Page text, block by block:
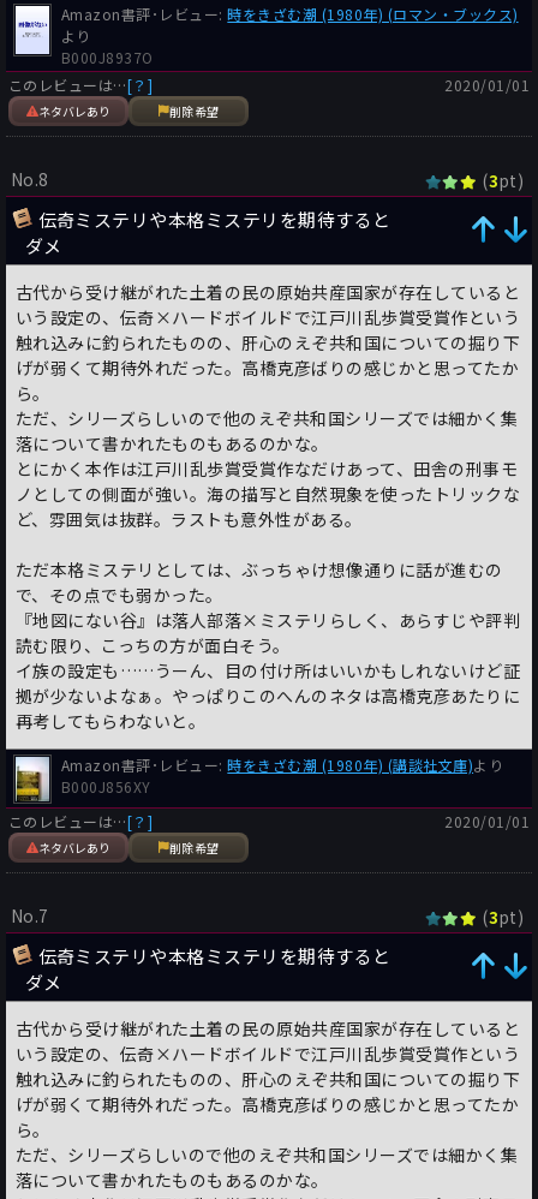
Amazon書評･レビュー:時をきざむ潮 (1980年) (ロマン・ブックス)
より
B000J8937O
このレビューは…[？]
ネタバレあり 削除希望
2020/01/01
No.8 (3pt)
伝奇ミステリや本格ミステリを期待すると
ダメ
古代から受け継がれた土着の民の原始共産国家が存在していると
いう設定の、伝奇×ハードボイルドで江戸川乱歩賞受賞作という
触れ込みに釣られたものの、肝心のえぞ共和国についての掘り下
げが弱くて期待外れだった。高橋克彦ばりの感じかと思ってたか
ら。
ただ、シリーズらしいので他のえぞ共和国シリーズでは細かく集
落について書かれたものもあるのかな。
とにかく本作は江戸川乱歩賞受賞作なだけあって、田舎の刑事モ
ノとしての側面が強い。海の描写と自然現象を使ったトリックな
ど、雰囲気は抜群。ラストも意外性がある。
ただ本格ミステリとしては、ぶっちゃけ想像通りに話が進むの
で、その点でも弱かった。
『地図にない谷』は落人部落×ミステリらしく、あらすじや評判
読む限り、こっちの方が面白そう。
イ族の設定も……うーん、目の付け所はいいかもしれないけど証
拠が少ないよなぁ。やっぱりこのへんのネタは高橋克彦あたりに
再考してもらわないと。
Amazon書評･レビュー:時をきざむ潮 (1980年) (講談社文庫)より
B000J856XY
このレビューは…[？]
ネタバレあり 削除希望
2020/01/01
No.7 (3pt)
伝奇ミステリや本格ミステリを期待すると
ダメ
古代から受け継がれた土着の民の原始共産国家が存在していると
いう設定の、伝奇×ハードボイルドで江戸川乱歩賞受賞作という
触れ込みに釣られたものの、肝心のえぞ共和国についての掘り下
げが弱くて期待外れだった。高橋克彦ばりの感じかと思ってたか
ら。
ただ、シリーズらしいので他のえぞ共和国シリーズでは細かく集
落について書かれたものもあるのかな。